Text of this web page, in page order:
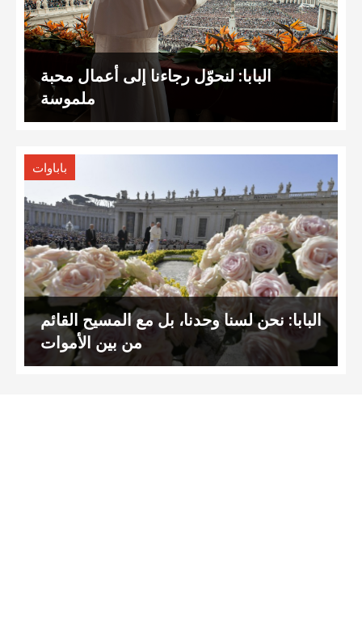
البابا: لنحوّل رجاءنا إلى أعمال محبة
ملموسة
باباوات
البابا: نحن لسنا وحدنا، بل مع المسيح القائم
من بين الأموات